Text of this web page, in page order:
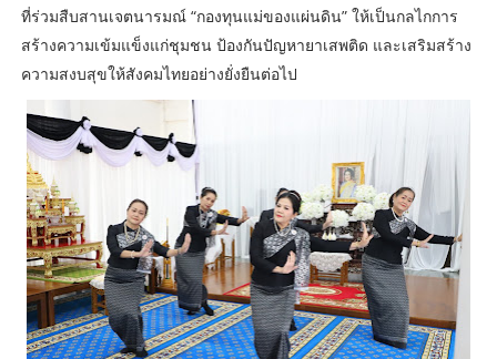
ที่ร่วมสืบสานเจตนารมณ์ “กองทุนแม่ของแผ่นดิน” ให้เป็นกลไกการ
สร้างความเข้มแข็งแก่ชุมชน ป้องกันปัญหายาเสพติด และเสริมสร้าง
ความสงบสุขให้สังคมไทยอย่างยั่งยืนต่อไป